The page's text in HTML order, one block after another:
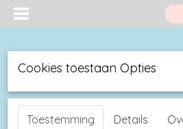
Inloggen Registreren
Cookies toestaan Opties
Toestemming Details